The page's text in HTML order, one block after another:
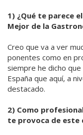
1) ¿Qué te parece
Mejor de la
Creo que va a ver
ponentes como en
siempre he dicho
España que aquí, a
destacado.
2) Como
te provoca de este